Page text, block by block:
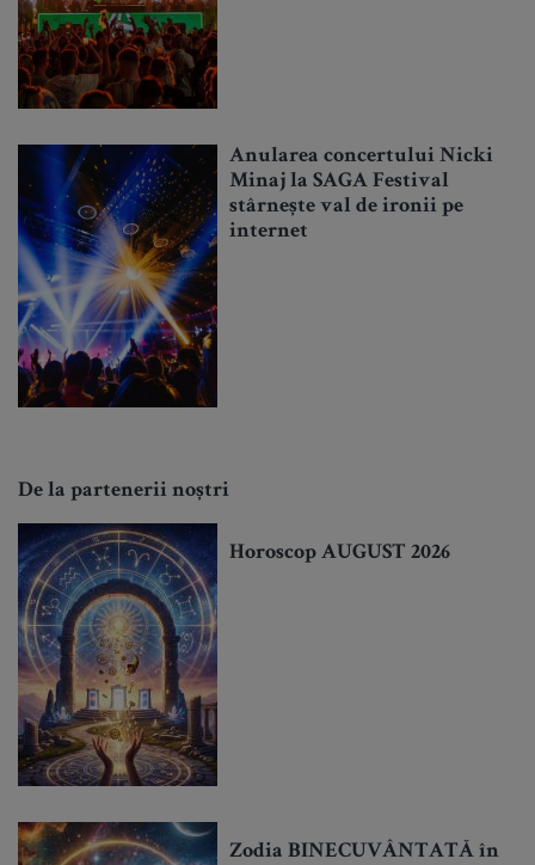
Anularea concertului Nicki
Minaj la SAGA Festival
stârnește val de ironii pe
internet
De la partenerii noștri
Horoscop AUGUST 2026
Zodia BINECUVÂNTATĂ în